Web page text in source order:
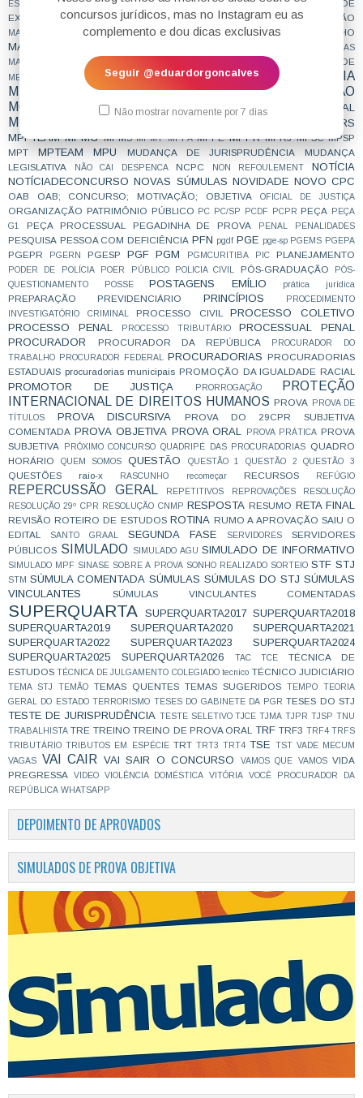
concursos jurídicos, mas no Instagram eu as
complemento e dou dicas exclusivas
Seguir @eduardorgoncalves
Não mostrar novamente por 7 dias
ESQUEMATIZADAS LEIS GRIFADAS LEIS SISTEMATIZADAS
LIBERDADE DE
EXPRESSÃO LINDB LÍNGUA PORTUGUESA LISTA SUJA LIVE LIVRO LOTAÇÃO
MACETE MAGISTRATURA MAGISTRATURA DO TRABALHO
MAGISTRATURA ESTADUAL
MAIS LIDAS
MAMÃES
MATERIAL MEDICINA LEGAL MENTALIDADE
MERCADO DE TRABALHO MESTRADO MÉTODO
METODOLOGIA
MINISTÉRIO PÚBLICO
MINORIAS
MOTIVAÇÃO
MOTIVACIONAL MP MPAC MPBA MPCE MPDFT MPE MPESTADUAL
MPF
MPFLOVERS
MPFTEAM MPMG MPMS MPMT MPPA MPPE MPPR MPRJ MPSC MPSP
MPT
MPTEAM MPU MUDANÇA DE JURISPRUDÊNCIA
MUDANÇA
LEGISLATIVA
NÃO CAI DESPENCA NCPC NON REFOULEMENT
NOTÍCIA
NOTÍCIADECONCURSO NOVAS SÚMULAS NOVIDADE NOVO CPC
OAB OAB; CONCURSO; MOTIVAÇÃO; OBJETIVA OFICIAL DE JUSTIÇA
ORGANIZAÇÃO PATRIMÔNIO PÚBLICO PC PC/SP PCDF PCPR PEÇA
PEÇA
G1
PEÇA PROCESSUAL PEGADINHA DE PROVA PENAL PENALIDADES
PESQUISA PESSOA COM DEFICIÊNCIA PFN pgdf PGE pge-sp PGEMS PGEPA
PGEPR PGERN PGESP PGF PGM PGMCURITIBA PIC PLANEJAMENTO
PODER DE POLÍCIA POER PÚBLICO POLICIA CIVIL PÓS-GRADUAÇÃO
PÓS-
QUESTIONAMENTO
POSSE POSTAGENS EMÍLIO prática jurídica
PREPARAÇÃO PREVIDENCIÁRIO PRINCÍPIOS
PROCEDIMENTO
INVESTIGATÓRIO CRIMINAL
PROCESSO CIVIL
PROCESSO COLETIVO
PROCESSO PENAL
PROCESSO TRIBUTÁRIO
PROCESSUAL PENAL
PROCURADOR
PROCURADOR DA REPÚBLICA
PROCURADOR DO
TRABALHO
PROCURADOR FEDERAL PROCURADORIAS PROCURADORIAS
ESTADUAIS procuradorias municipais PROMOÇÃO DA IGUALDADE RACIAL
PROMOTOR DE JUSTIÇA PRORROGAÇÃO
PROTEÇÃO
INTERNACIONAL DE DIREITOS HUMANOS PROVA
PROVA DE
TÍTULOS
PROVA DISCURSIVA
PROVA DO 29CPR SUBJETIVA
COMENTADA PROVA OBJETIVA PROVA ORAL PROVA PRÁTICA PROVA
SUBJETIVA
PRÓXIMO CONCURSO QUADRIPÉ DAS PROCURADORIAS
QUADRO
HORÁRIO
QUEM SOMOS QUESTÃO QUESTÃO 1 QUESTÃO 2 QUESTÃO 3
QUESTÕES raio-x RASCUNHO recomeçar RECURSOS REFÚGIO
REPERCUSSÃO GERAL REPETITIVOS REPROVAÇÕES
RESOLUÇÃO
RESOLUÇÃO 29º CPR
RESOLUÇÃO CNMP RESPOSTA RESUMO RETA FINAL
REVISÃO ROTEIRO DE ESTUDOS ROTINA RUMO A APROVAÇÃO SAIU O
EDITAL
SANTO GRAAL SEGUNDA FASE SERVIDORES
SERVIDORES
PÚBLICOS SIMULADO SIMULADO AGU SIMULADO DE INFORMATIVO
SIMULADO MPF SINASE SOBRE A PROVA SONHO REALIZADO SORTEIO STF STJ
STM SÚMULA COMENTADA SÚMULAS SÚMULAS DO STJ SÚMULAS
VINCULANTES
SÚMULAS VINCULANTES COMENTADAS
SUPERQUARTA SUPERQUARTA2017 SUPERQUARTA2018
SUPERQUARTA2019
SUPERQUARTA2020
SUPERQUARTA2021
SUPERQUARTA2022
SUPERQUARTA2023
SUPERQUARTA2024
SUPERQUARTA2025
SUPERQUARTA2026 TAC TCE
TÉCNICA DE
ESTUDOS TÉCNICA DE JULGAMENTO COLEGIADO tecnico TÉCNICO JUDICIÁRIO
TEMA STJ TEMÃO TEMAS QUENTES TEMAS SUGERIDOS TEMPO
TEORIA
GERAL DO ESTADO TERRORISMO TESES DO GABINETE DA PGR TESES DO STJ
TESTE DE JURISPRUDÊNCIA TESTE SELETIVO TJCE TJMA TJPR TJSP TNU
TRABALHISTA TRE TREINO TREINO DE PROVA ORAL TRF TRF3 TRF4 TRFS
TRIBUTÁRIO TRIBUTOS EM ESPÉCIE TRT TRT3 TRT4 TSE TST VADE MECUM
VAGAS
VAI CAIR VAI SAIR O CONCURSO VAMOS QUE VAMOS VIDA
PREGRESSA
VIDEO VIOLÊNCIA DOMÉSTICA VITÓRIA
VOCÊ PROCURADOR DA
REPÚBLICA WHATSAPP
DEPOIMENTO DE APROVADOS
SIMULADOS DE PROVA OBJETIVA